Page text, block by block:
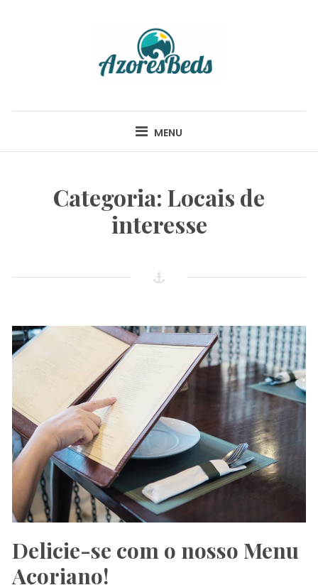
AZORESBEDS –
ALOJAMENTOS
MIGUEL – AÇORES
MENU
Categoria: Locais de
interesse
Delicie-se com o nosso Menu
Açoriano!